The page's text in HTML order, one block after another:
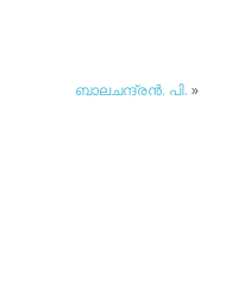
ബാലചന്ദ്രന്‍. പി. »